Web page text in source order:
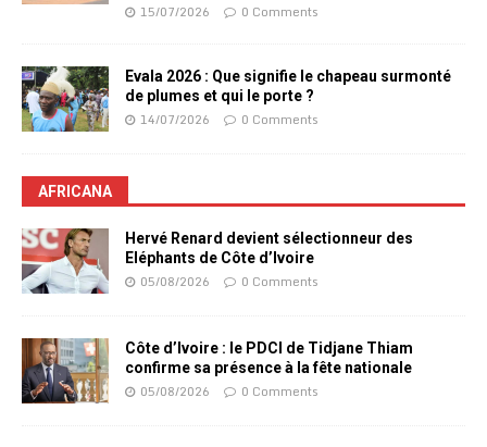
15/07/2026 0 Comments
Evala 2026 : Que signifie le chapeau surmonté
de plumes et qui le porte ?
14/07/2026 0 Comments
AFRICANA
Hervé Renard devient sélectionneur des
Eléphants de Côte d’Ivoire
05/08/2026 0 Comments
Côte d’Ivoire : le PDCI de Tidjane Thiam
confirme sa présence à la fête nationale
05/08/2026 0 Comments